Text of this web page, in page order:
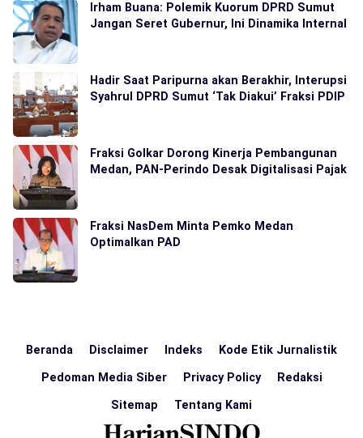
Irham Buana: Polemik Kuorum DPRD Sumut
Jangan Seret Gubernur, Ini Dinamika Internal
Hadir Saat Paripurna akan Berakhir, Interupsi
Syahrul DPRD Sumut ‘Tak Diakui’ Fraksi PDIP
Fraksi Golkar Dorong Kinerja Pembangunan
Medan, PAN-Perindo Desak Digitalisasi Pajak
Fraksi NasDem Minta Pemko Medan
Optimalkan PAD
Beranda Disclaimer Indeks Kode Etik Jurnalistik
Pedoman Media Siber Privacy Policy Redaksi
Sitemap Tentang Kami